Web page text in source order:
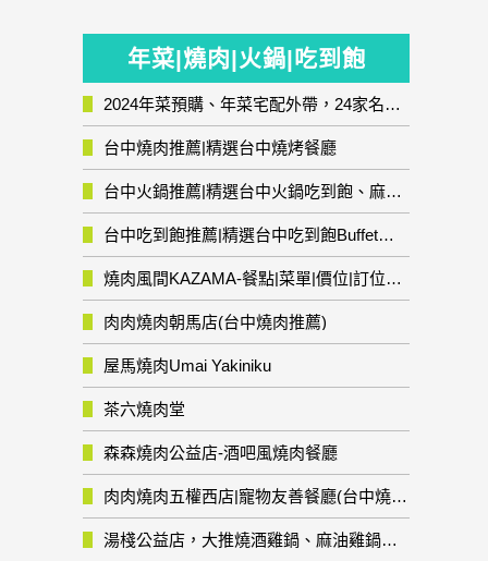
年菜|燒肉|火鍋|吃到飽
2024年菜預購、年菜宅配外帶，24家名店年菜推薦整理，圍爐輕鬆上菜團圓趣
台中燒肉推薦|精選台中燒烤餐廳
台中火鍋推薦|精選台中火鍋吃到飽、麻辣鍋、鴛鴦鍋、石頭火鍋、酸菜白肉鍋、海鮮鍋、燒酒雞、麻油雞、壽喜燒等熱門人氣火鍋店!
台中吃到飽推薦|精選台中吃到飽Buffet自助餐廳
燒肉風間KAZAMA-餐點|菜單|價位|訂位資訊
肉肉燒肉朝馬店(台中燒肉推薦)
屋馬燒肉Umai Yakiniku
茶六燒肉堂
森森燒肉公益店-酒吧風燒肉餐廳
肉肉燒肉五權西店|寵物友善餐廳(台中燒肉推薦)
湯棧公益店，大推燒酒雞鍋、麻油雞鍋暖暖有夠補